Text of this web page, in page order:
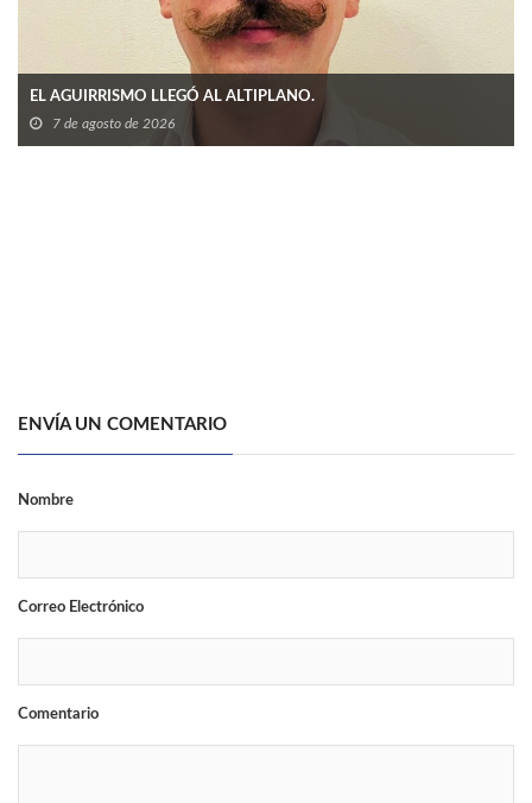
EL AGUIRRISMO LLEGÓ AL ALTIPLANO.
7 de agosto de 2026
ENVÍA UN COMENTARIO
Nombre
Correo Electrónico
Comentario